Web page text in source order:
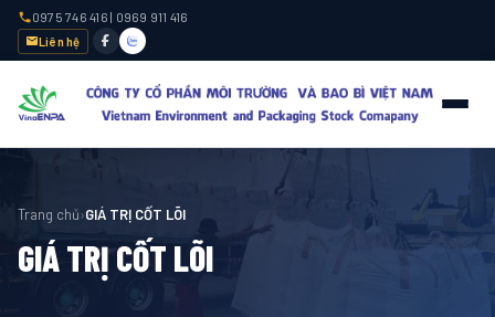
0975 746 416 | 0969 911 416
Liên hệ
Trang chủ›GIÁ TRỊ CỐT LÕI
GIÁ TRỊ CỐT LÕI